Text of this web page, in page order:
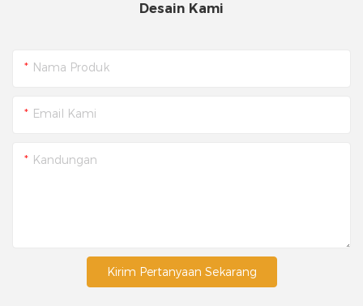
Desain Kami
Nama Produk
Email Kami
Kandungan
Kirim Pertanyaan Sekarang